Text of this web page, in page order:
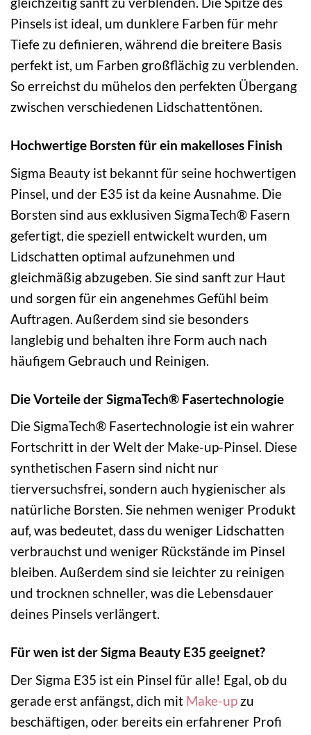
Pinsels ist ideal, um dunklere Farben für mehr
Tiefe zu definieren, während die breitere Basis
perfekt ist, um Farben großflächig zu verblenden.
So erreichst du mühelos den perfekten Übergang
zwischen verschiedenen Lidschattentönen.
Hochwertige Borsten für ein makelloses Finish
Sigma Beauty ist bekannt für seine hochwertigen
Pinsel, und der E35 ist da keine Ausnahme. Die
Borsten sind aus exklusiven SigmaTech® Fasern
gefertigt, die speziell entwickelt wurden, um
Lidschatten optimal aufzunehmen und
gleichmäßig abzugeben. Sie sind sanft zur Haut
und sorgen für ein angenehmes Gefühl beim
Auftragen. Außerdem sind sie besonders
langlebig und behalten ihre Form auch nach
häufigem Gebrauch und Reinigen.
Die Vorteile der SigmaTech® Fasertechnologie
Die SigmaTech® Fasertechnologie ist ein wahrer
Fortschritt in der Welt der Make-up-Pinsel. Diese
synthetischen Fasern sind nicht nur
tierversuchsfrei, sondern auch hygienischer als
natürliche Borsten. Sie nehmen weniger Produkt
auf, was bedeutet, dass du weniger Lidschatten
verbrauchst und weniger Rückstände im Pinsel
bleiben. Außerdem sind sie leichter zu reinigen
und trocknen schneller, was die Lebensdauer
deines Pinsels verlängert.
Für wen ist der Sigma Beauty E35 geeignet?
Der Sigma E35 ist ein Pinsel für alle! Egal, ob du
gerade erst anfängst, dich mit Make-up zu
beschäftigen, oder bereits ein erfahrener Profi